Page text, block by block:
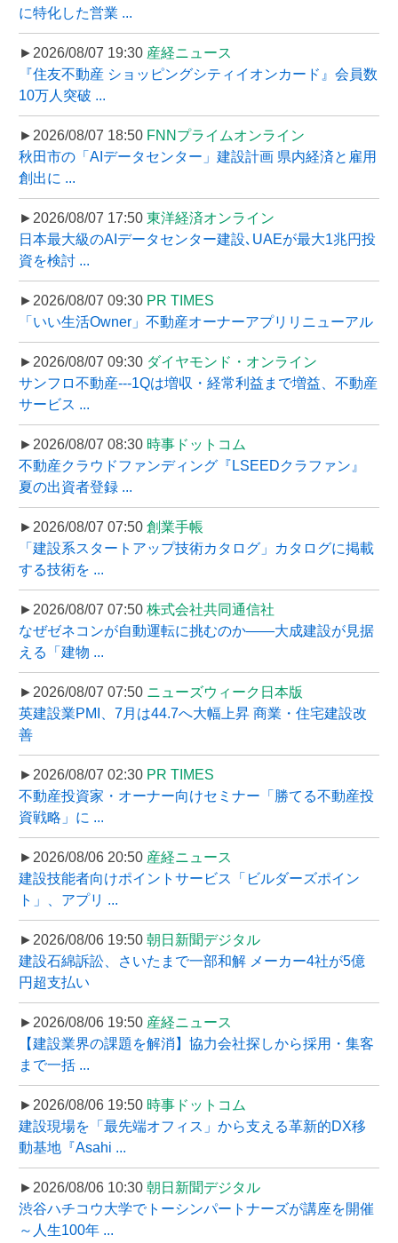
に特化した営業 ...
►2026/08/07 19:30 産経ニュース
『住友不動産 ショッピングシティイオンカード』会員数
10万人突破 ...
►2026/08/07 18:50 FNNプライムオンライン
秋田市の「AIデータセンター」建設計画 県内経済と雇用
創出に ...
►2026/08/07 17:50 東洋経済オンライン
日本最大級のAIデータセンター建設､UAEが最大1兆円投
資を検討 ...
►2026/08/07 09:30 PR TIMES
「いい生活Owner」不動産オーナーアプリリニューアル
►2026/08/07 09:30 ダイヤモンド・オンライン
サンフロ不動産---1Qは増収・経常利益まで増益、不動産
サービス ...
►2026/08/07 08:30 時事ドットコム
不動産クラウドファンディング『LSEEDクラファン』
夏の出資者登録 ...
►2026/08/07 07:50 創業手帳
「建設系スタートアップ技術カタログ」カタログに掲載
する技術を ...
►2026/08/07 07:50 株式会社共同通信社
なぜゼネコンが自動運転に挑むのか――大成建設が見据
える「建物 ...
►2026/08/07 07:50 ニューズウィーク日本版
英建設業PMI、7月は44.7へ大幅上昇 商業・住宅建設改
善
►2026/08/07 02:30 PR TIMES
不動産投資家・オーナー向けセミナー「勝てる不動産投
資戦略」に ...
►2026/08/06 20:50 産経ニュース
建設技能者向けポイントサービス「ビルダーズポイン
ト」、アプリ ...
►2026/08/06 19:50 朝日新聞デジタル
建設石綿訴訟、さいたまで一部和解 メーカー4社が5億
円超支払い
►2026/08/06 19:50 産経ニュース
【建設業界の課題を解消】協力会社探しから採用・集客
まで一括 ...
►2026/08/06 19:50 時事ドットコム
建設現場を「最先端オフィス」から支える革新的DX移
動基地『Asahi ...
►2026/08/06 10:30 朝日新聞デジタル
渋谷ハチコウ大学でトーシンパートナーズが講座を開催
～人生100年 ...